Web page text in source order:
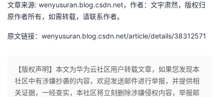
注
开
发
学
的
Programs
我
的
持
文章来源: wenyusuran.blog.csdn.net，作者：文宇肃然，版权归
原作者所有，如需转载，请联系作者。
原文链接：wenyusuran.blog.csdn.net/article/details/38312571
【版权声明】本文为华为云社区用户转载文章，如果您发现本
社区中有涉嫌抄袭的内容，欢迎发送邮件进行举报，并提供相
关证据，一经查实，本社区将立刻删除涉嫌侵权内容，举报邮